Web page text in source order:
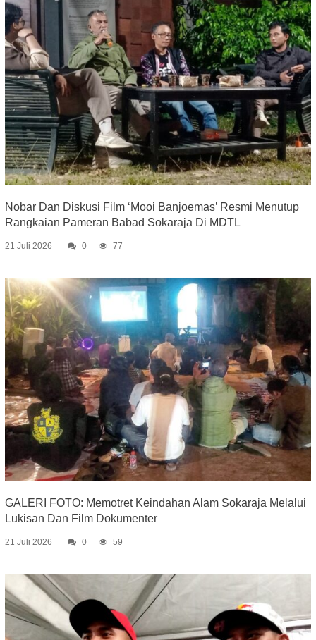
Nobar Dan Diskusi Film ‘Mooi Banjoemas’ Resmi Menutup
Rangkaian Pameran Babad Sokaraja Di MDTL
21 Juli 2026 0 77
GALERI FOTO: Memotret Keindahan Alam Sokaraja Melalui
Lukisan Dan Film Dokumenter
21 Juli 2026 0 59